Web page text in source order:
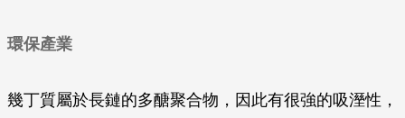
環保產業
幾丁質屬於長鏈的多醣聚合物，因此有很強的吸溼性，